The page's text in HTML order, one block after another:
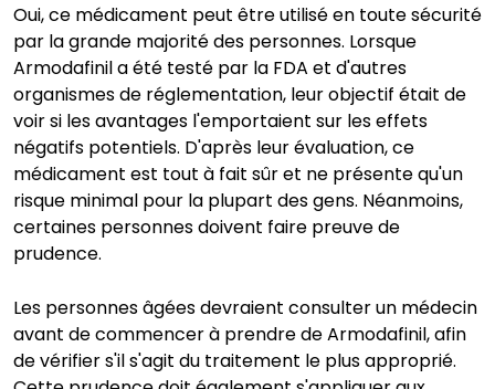
Oui, ce médicament peut être utilisé en toute sécurité
par la grande majorité des personnes. Lorsque
Armodafinil a été testé par la FDA et d'autres
organismes de réglementation, leur objectif était de
voir si les avantages l'emportaient sur les effets
négatifs potentiels. D'après leur évaluation, ce
médicament est tout à fait sûr et ne présente qu'un
risque minimal pour la plupart des gens. Néanmoins,
certaines personnes doivent faire preuve de
prudence.
Les personnes âgées devraient consulter un médecin
avant de commencer à prendre de Armodafinil, afin
de vérifier s'il s'agit du traitement le plus approprié.